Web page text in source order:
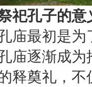
祀孔子的意
庙最初是为
庙逐渐成为
释奠礼，